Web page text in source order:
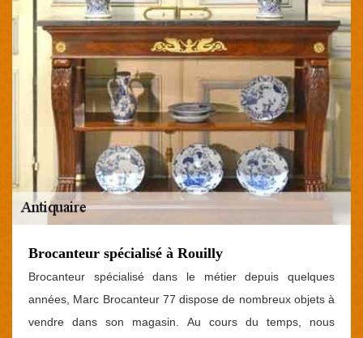
Brocanteur spécialisé à Rouilly
Brocanteur spécialisé dans le métier depuis quelques
années, Marc Brocanteur 77 dispose de nombreux objets à
vendre dans son magasin. Au cours du temps, nous